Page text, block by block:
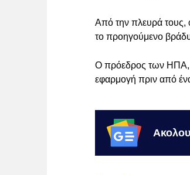
Από την πλευρά
το προηγούμενο
Ο πρόεδρος των ΗΠΑ,
εφαρμογή πριν από